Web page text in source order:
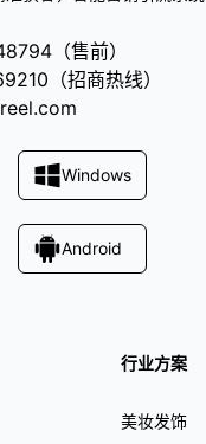
（售前）
（招商热线）
Windows
Android
行业方案
美妆发饰